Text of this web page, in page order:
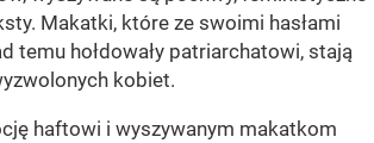
Makatki, które ze swoimi hasłami
temu hołdowały patriarchatowi, stają
kobiet.
haftowi i wyszywanym makatkom